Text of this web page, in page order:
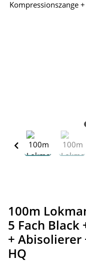
100m
5 Fach Black
+ Abisolierer
HQ